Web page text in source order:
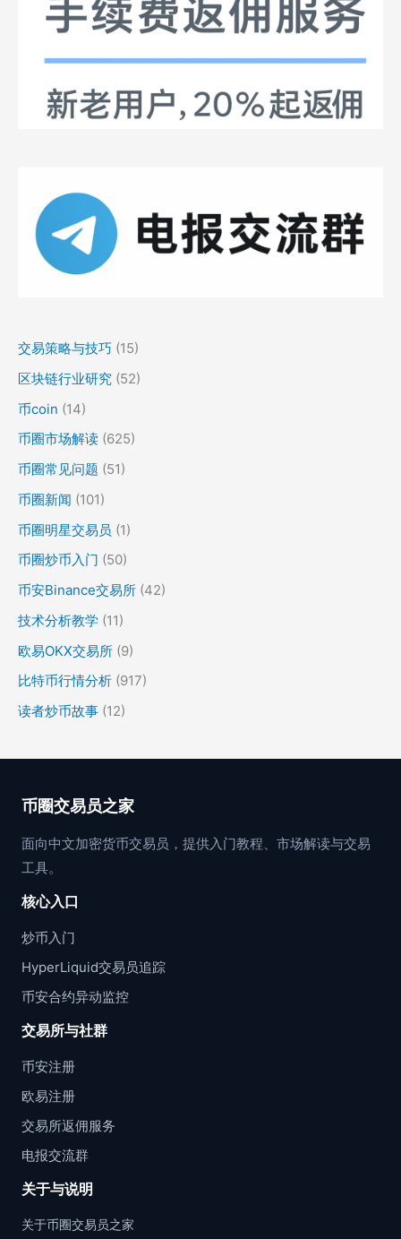
交易策略与技巧 (15)
区块链行业研究 (52)
币coin (14)
币圈市场解读 (625)
币圈常见问题 (51)
币圈新闻 (101)
币圈明星交易员 (1)
币圈炒币入门 (50)
币安Binance交易所 (42)
技术分析教学 (11)
欧易OKX交易所 (9)
比特币行情分析 (917)
读者炒币故事 (12)
币圈交易员之家
面向中文加密货币交易员，提供入门教程、市场解读与交易
工具。
核心入口
炒币入门
HyperLiquid交易员追踪
币安合约异动监控
交易所与社群
币安注册
欧易注册
交易所返佣服务
电报交流群
关于与说明
关于币圈交易员之家